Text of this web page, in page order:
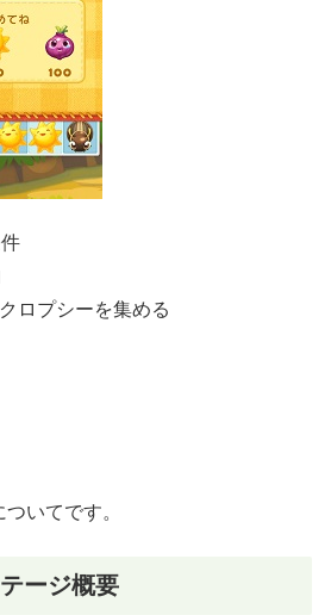
ロプシーを集める
いてです。
ージ概要